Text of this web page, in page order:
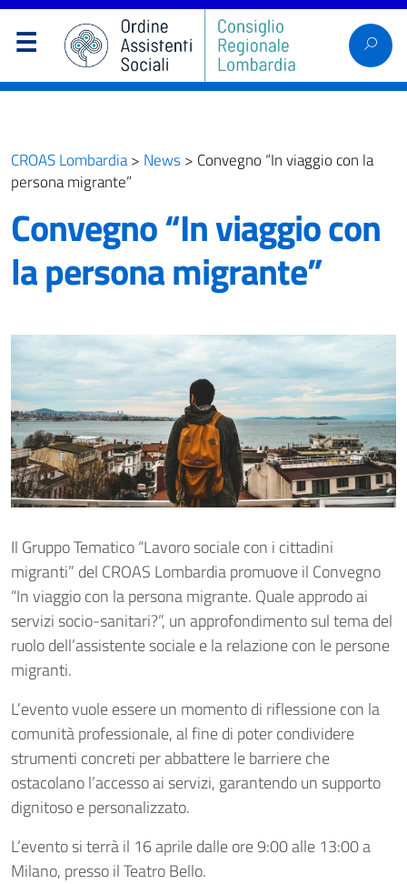
CROAS Lombardia> News > Convegno “In viaggio con la
persona migrante”
Convegno “In viaggio con
la persona migrante”
Il Gruppo Tematico “Lavoro sociale con i cittadini
migranti” del CROAS Lombardia promuove il Convegno
“In viaggio con la persona migrante. Quale approdo ai
servizi socio-sanitari?”, un approfondimento sul tema del
ruolo dell’assistente sociale e la relazione con le persone
migranti.
L’evento vuole essere un momento di riflessione con la
comunità professionale, al fine di poter condividere
strumenti concreti per abbattere le barriere che
ostacolano l’accesso ai servizi, garantendo un supporto
dignitoso e personalizzato.
L’evento si terrà il 16 aprile dalle ore 9:00 alle 13:00 a
Milano, presso il Teatro Bello.